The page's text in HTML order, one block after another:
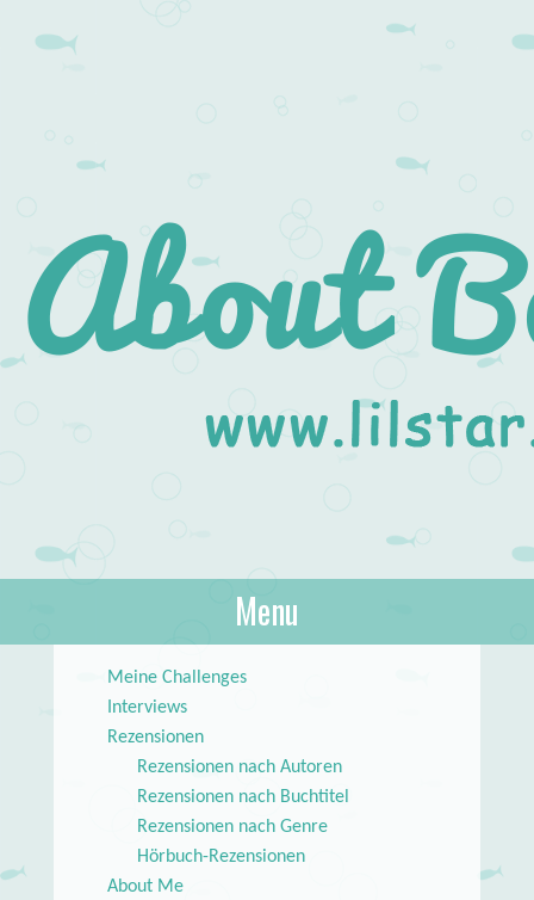
About Books
lilstar.de
Menu
Meine Challenges
Interviews
Rezensionen
Rezensionen nach Autoren
Rezensionen nach Buchtitel
Rezensionen nach Genre
Hörbuch-Rezensionen
About Me